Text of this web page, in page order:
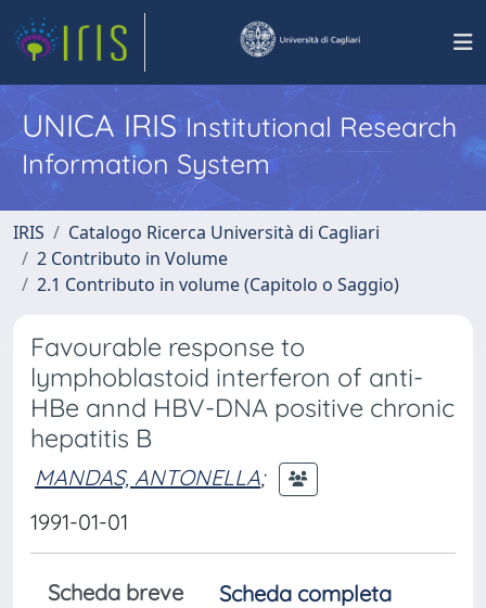
UNICA IRISInstitutional Research
Information System
IRIS
Catalogo Ricerca Università di Cagliari
2 Contributo in Volume
2.1 Contributo in volume (Capitolo o Saggio)
Favourable response to
lymphoblastoid interferon of anti-
HBe annd HBV-DNA positive chronic
hepatitis B
MANDAS, ANTONELLA;
1991-01-01
Scheda breve
Scheda completa